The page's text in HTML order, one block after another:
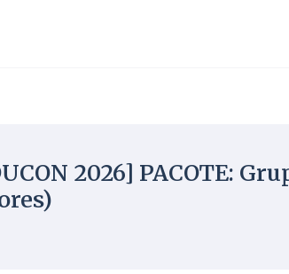
2026] PACOTE: